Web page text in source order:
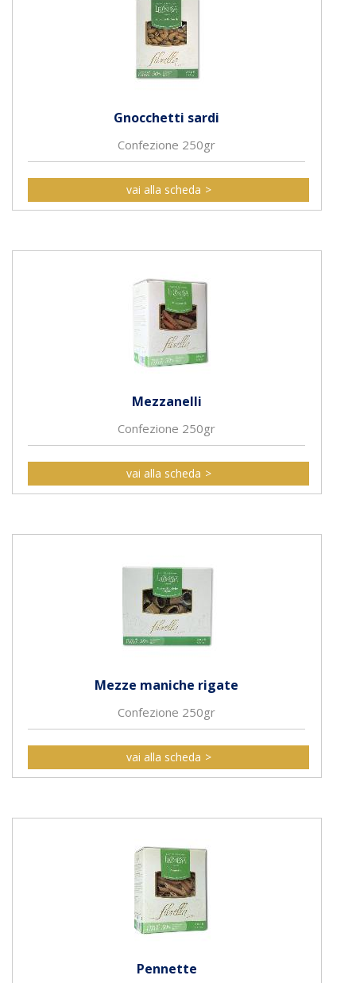
Gnocchetti sardi
Confezione 250gr
vai alla scheda
Mezzanelli
Confezione 250gr
vai alla scheda
Mezze maniche rigate
Confezione 250gr
vai alla scheda
Pennette